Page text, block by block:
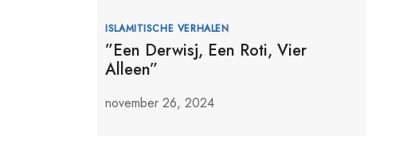
ISLAMITISCHE VERHALEN
”Een Derwisj, Een Roti, Vier
Alleen”
november 26, 2024